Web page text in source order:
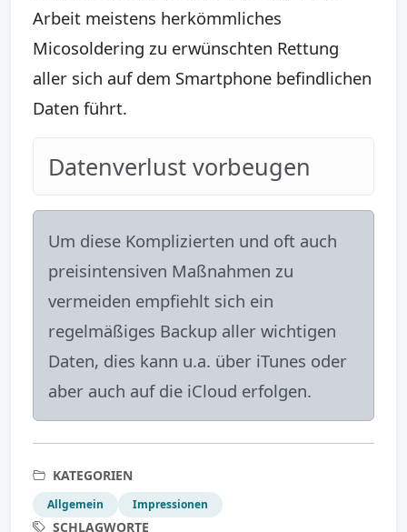
Arbeit meistens herkömmliches
Micosoldering zu erwünschten Rettung
aller sich auf dem Smartphone befindlichen
Daten führt.
Datenverlust vorbeugen
Um diese Komplizierten und oft auch
preisintensiven Maßnahmen zu
vermeiden empfiehlt sich ein
regelmäßiges Backup aller wichtigen
Daten, dies kann u.a. über iTunes oder
aber auch auf die iCloud erfolgen.
KATEGORIEN
Allgemein Impressionen
SCHLAGWORTE